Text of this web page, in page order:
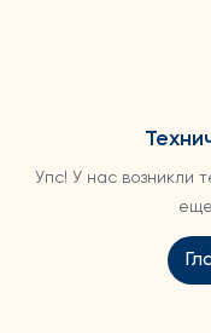
Упс! У нас возникли